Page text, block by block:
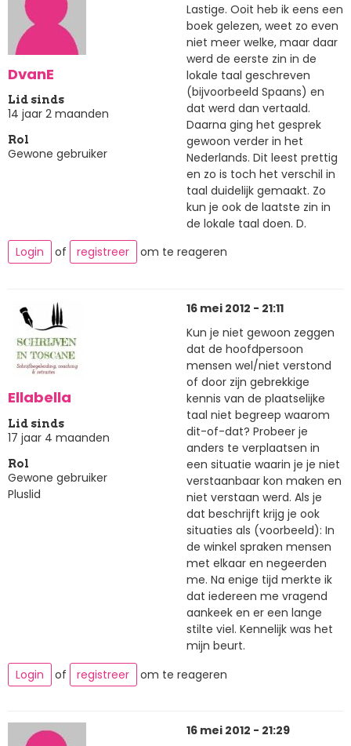
DvanE
Lid sinds
14 jaar 2 maanden
Rol
Gewone gebruiker
Lastige. Ooit heb ik eens een
boek gelezen, weet zo even
niet meer welke, maar daar
werd de eerste zin in de
lokale taal geschreven
(bijvoorbeeld Spaans) en
dat werd dan vertaald.
Daarna ging het gesprek
gewoon verder in het
Nederlands. Dit leest prettig
en zo is toch het verschil in
taal duidelijk gemaakt. Zo
kun je ook de laatste zin in
de lokale taal doen. D.
Login
of registreer om te reageren
Ellabella
Lid sinds
17 jaar 4 maanden
Rol
Gewone gebruiker
Pluslid
16 mei 2012 - 21:11
Kun je niet gewoon zeggen
dat de hoofdpersoon
mensen wel/niet verstond
of door zijn gebrekkige
kennis van de plaatselijke
taal niet begreep waarom
dit-of-dat? Probeer je
anders te verplaatsen in
een situatie waarin je je niet
verstaanbaar kon maken en
niet verstaan werd. Als je
dat beschrijft krijg je ook
situaties als (voorbeeld): In
de winkel spraken mensen
met elkaar en negeerden
me. Na enige tijd merkte ik
dat iedereen me vragend
aankeek en er een lange
stilte viel. Kennelijk was het
mijn beurt.
Login
of registreer om te reageren
16 mei 2012 - 21:29